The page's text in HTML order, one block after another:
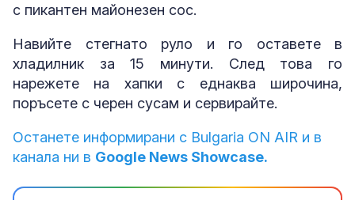
с пикантен майонезен сос.
Навийте стегнато руло и го оставете в
хладилник за 15 минути. След това го
нарежете на хапки с еднаква широчина,
поръсете с черен сусам и сервирайте.
Останете информирани с Bulgaria ON AIR и в
канала ни в Google News Showcase.